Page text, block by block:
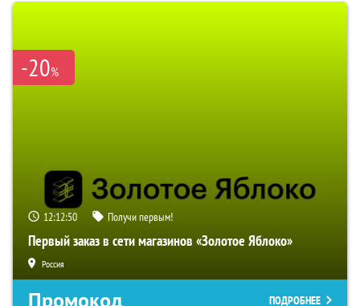
-20%
12:12:50 Получи первым!
Первый заказ в сети магазинов «Золотое Яблоко»
Россия
Промокод ПОДРОБНЕЕ